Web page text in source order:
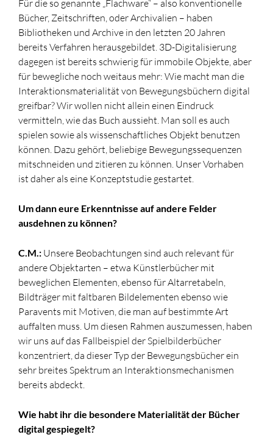
Für die so genannte „Flachware“ – also konventionelle
Bücher, Zeitschriften, oder Archivalien – haben
Bibliotheken und Archive in den letzten 20 Jahren
bereits Verfahren herausgebildet. 3D-Digitalisierung
dagegen ist bereits schwierig für immobile Objekte, aber
für bewegliche noch weitaus mehr: Wie macht man die
Interaktionsmaterialität von Bewegungsbüchern digital
greifbar? Wir wollen nicht allein einen Eindruck
vermitteln, wie das Buch aussieht. Man soll es auch
spielen sowie als wissenschaftliches Objekt benutzen
können. Dazu gehört, beliebige Bewegungssequenzen
mitschneiden und zitieren zu können. Unser Vorhaben
ist daher als eine Konzeptstudie gestartet.
Um dann eure Erkenntnisse auf andere Felder
ausdehnen zu können?
C.M.: Unsere Beobachtungen sind auch relevant für
andere Objektarten – etwa Künstlerbücher mit
beweglichen Elementen, ebenso für Altarretabeln,
Bildträger mit faltbaren Bildelementen ebenso wie
Paravents mit Motiven, die man auf bestimmte Art
auffalten muss. Um diesen Rahmen auszumessen, haben
wir uns auf das Fallbeispiel der Spielbilderbücher
konzentriert, da dieser Typ der Bewegungsbücher ein
sehr breites Spektrum an Interaktionsmechanismen
bereits abdeckt.
Wie habt ihr die besondere Materialität der Bücher
digital gespiegelt?